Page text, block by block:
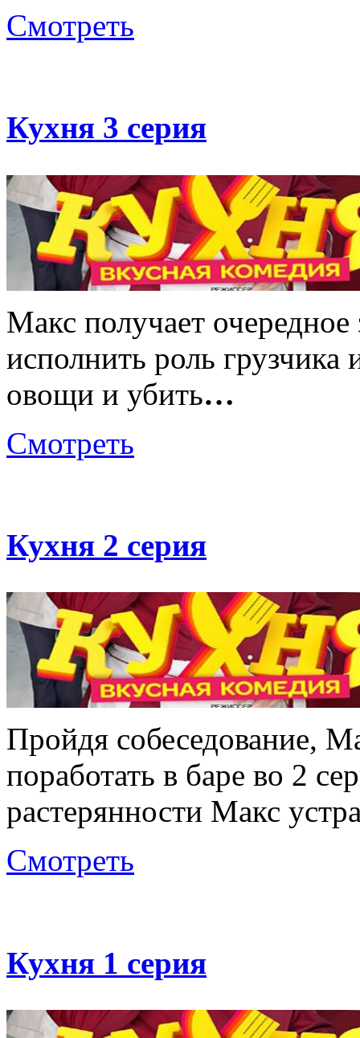
Смотреть
Кухня 3 серия
Макс получает
исполнить роль грузчика
овощи и убить…
Смотреть
Кухня 2 серия
Пройдя собеседование,
поработать в баре во 2
растерянности Макс
Смотреть
Кухня 1 серия